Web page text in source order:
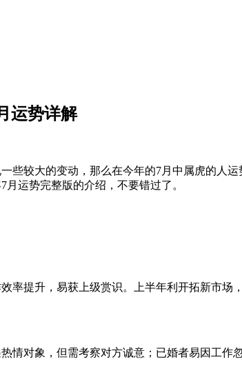
运势详解
较大的变动，那么在今年的7月中属虎的人运
运势完整版的介绍，不要错过了。
提升，易获上级赏识。上半年利开拓新市场
对象，但需考察对方诚意；已婚者易因工作